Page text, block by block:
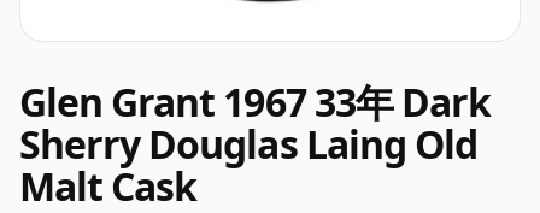
Glen Grant 1967 33年 Dark
Sherry Douglas Laing Old
Malt Cask